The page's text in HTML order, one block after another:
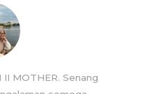
II MOTHER. Senang